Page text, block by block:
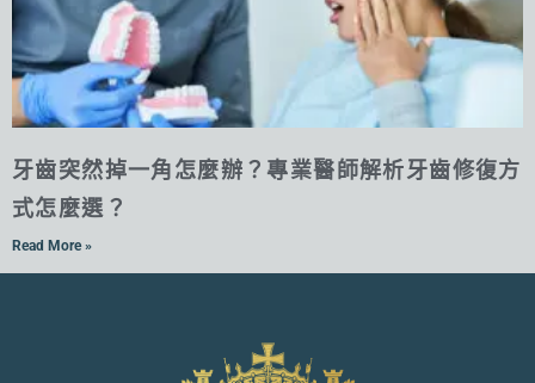
牙齒突然掉一角怎麼辦？專業醫師解析牙齒修復方
式怎麼選？
Read More »